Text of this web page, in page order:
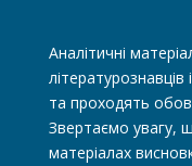
Аналітичні
та проходять
Звертаємо увагу,
матеріалах